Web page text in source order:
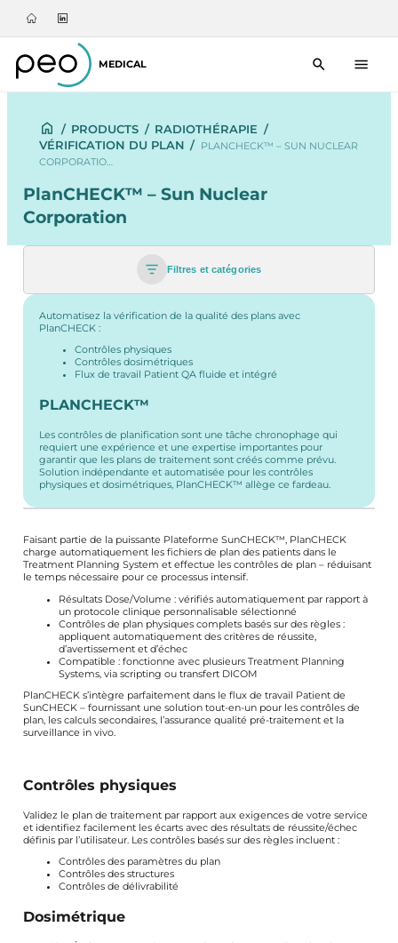
MEDICAL
/ PRODUCTS / RADIOTHÉRAPIE /
VÉRIFICATION DU PLAN / PLANCHECK™ – SUN NUCLEAR
CORPORATIO…
PlanCHECK™ – Sun Nuclear
Corporation
Filtres et catégories
Automatisez la vérification de la qualité des plans avec
PlanCHECK :
Contrôles physiques
Contrôles dosimétriques
Flux de travail Patient QA fluide et intégré
PLANCHECK™
Les contrôles de planification sont une tâche chronophage qui
requiert une expérience et une expertise importantes pour
garantir que les plans de traitement sont créés comme prévu.
Solution indépendante et automatisée pour les contrôles
physiques et dosimétriques, PlanCHECK™ allège ce fardeau.
Faisant partie de la puissante Plateforme SunCHECK™, PlanCHECK
charge automatiquement les fichiers de plan des patients dans le
Treatment Planning System et effectue les contrôles de plan – réduisant
le temps nécessaire pour ce processus intensif.
Résultats Dose/Volume : vérifiés automatiquement par rapport à
un protocole clinique personnalisable sélectionné
Contrôles de plan physiques complets basés sur des règles :
appliquent automatiquement des critères de réussite,
d’avertissement et d’échec
Compatible : fonctionne avec plusieurs Treatment Planning
Systems, via scripting ou transfert DICOM
PlanCHECK s’intègre parfaitement dans le flux de travail Patient de
SunCHECK – fournissant une solution tout-en-un pour les contrôles de
plan, les calculs secondaires, l’assurance qualité pré-traitement et la
surveillance in vivo.
Contrôles physiques
Validez le plan de traitement par rapport aux exigences de votre service
et identifiez facilement les écarts avec des résultats de réussite/échec
définis par l’utilisateur. Les contrôles basés sur des règles incluent :
Contrôles des paramètres du plan
Contrôles des structures
Contrôles de délivrabilité
Dosimétrique